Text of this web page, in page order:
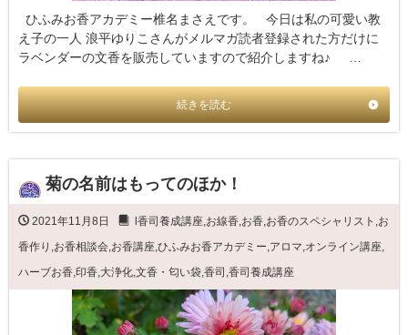
ひふみお香アカデミー椎名まさえです。 今日は私の可愛い教
え子の一人 浪平ゆりこさんがメルマガ読者登録された方だけに
ラベンダーの文香を販売していますので紹介しますね♪ …
続きを読む
菊の名前はもってのほか！
2021年11月8日 l香司養成講座,お線香,お香,お香のスペシャリスト ,お
香作り ,お香相談会,お香講座,ひふみお香アカデミー,アロマ,オンライン講座,
ハーブお香,印香,大浄化,文香・匂い袋,香司 ,香司養成講座